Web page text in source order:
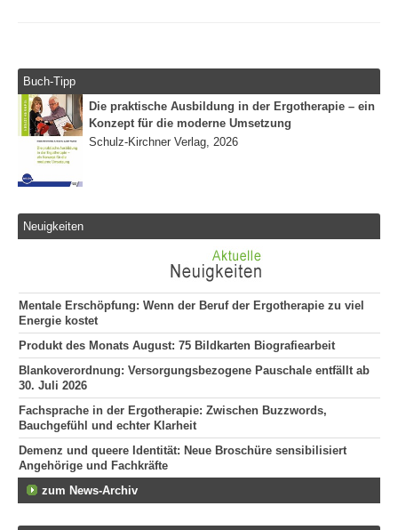
Buch-Tipp
Die praktische Ausbildung in der Ergotherapie – ein
Konzept für die moderne Umsetzung
Schulz-Kirchner Verlag, 2026
Neuigkeiten
Mentale Erschöpfung: Wenn der Beruf der Ergotherapie zu viel
Energie kostet
Produkt des Monats August: 75 Bildkarten Biografiearbeit
Blankoverordnung: Versorgungsbezogene Pauschale entfällt ab
30. Juli 2026
Fachsprache in der Ergotherapie: Zwischen Buzzwords,
Bauchgefühl und echter Klarheit
Demenz und queere Identität: Neue Broschüre sensibilisiert
Angehörige und Fachkräfte
zum News-Archiv